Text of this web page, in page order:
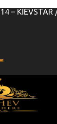
– KIEVSTAR